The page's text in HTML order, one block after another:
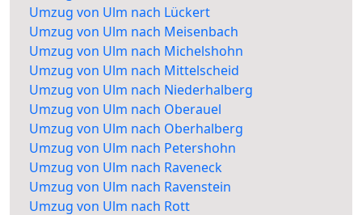
Umzug von Ulm nach Lückert
Umzug von Ulm nach Meisenbach
Umzug von Ulm nach Michelshohn
Umzug von Ulm nach Mittelscheid
Umzug von Ulm nach Niederhalberg
Umzug von Ulm nach Oberauel
Umzug von Ulm nach Oberhalberg
Umzug von Ulm nach Petershohn
Umzug von Ulm nach Raveneck
Umzug von Ulm nach Ravenstein
Umzug von Ulm nach Rott